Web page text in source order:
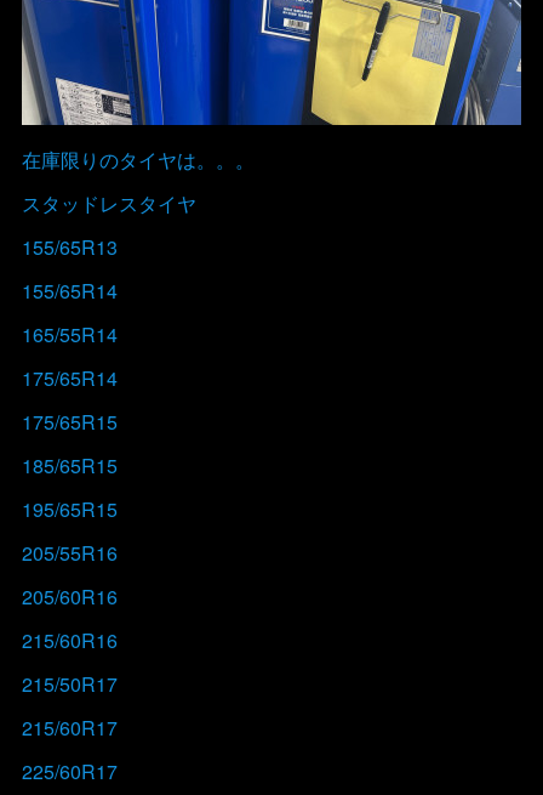
在庫限りのタイヤは。。。
スタッドレスタイヤ
155/65R13
155/65R14
165/55R14
175/65R14
175/65R15
185/65R15
195/65R15
205/55R16
205/60R16
215/60R16
215/50R17
215/60R17
225/60R17